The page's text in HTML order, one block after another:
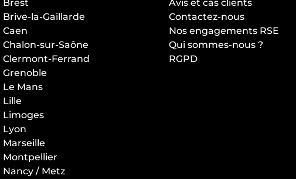
Brest
Brive-la-Gaillarde
Caen
Chalon-sur-Saône
Clermont-Ferrand
Grenoble
Le Mans
Lille
Limoges
Lyon
Marseille
Montpellier
Nancy / Metz
Avis et cas clients
Contactez-nous
Nos engagements RSE
Qui sommes-nous ?
RGPD